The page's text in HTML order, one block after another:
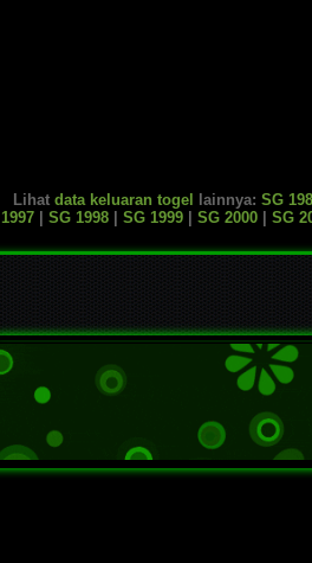
Lihat data keluaran togel lainnya: SG
1997
SG 1998 SG 1999 SG 2000 SG